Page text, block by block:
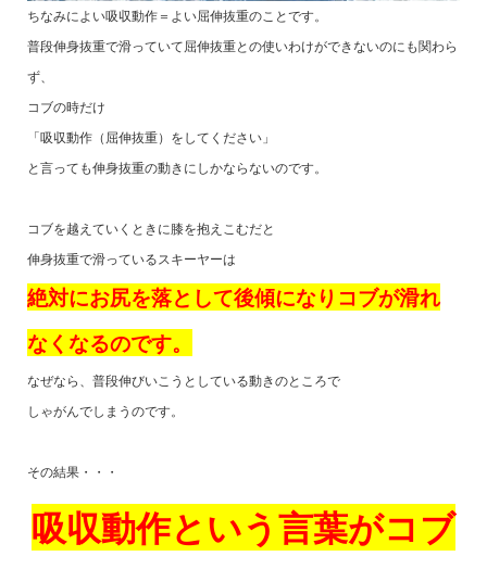
ちなみによい吸収動作＝よい屈伸抜重のことです。
普段伸身抜重で滑っていて屈伸抜重との使いわけができないのにも関わら
ず、
コブの時だけ
「吸収動作（屈伸抜重）をしてください」
と言っても伸身抜重の動きにしかならないのです。
コブを越えていくときに膝を抱えこむだと
伸身抜重で滑っているスキーヤーは
絶対にお尻を落として後傾になりコブが滑れ
なくなるのです。
なぜなら、普段伸びいこうとしている動きのところで
しゃがんでしまうのです。
その結果・・・
吸収動作という言葉がコブ